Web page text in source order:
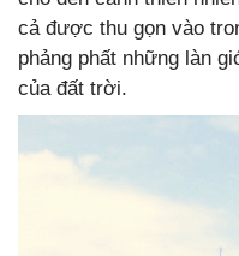
cả được thu gọn vào
phảng phất những làn
của đất trời.